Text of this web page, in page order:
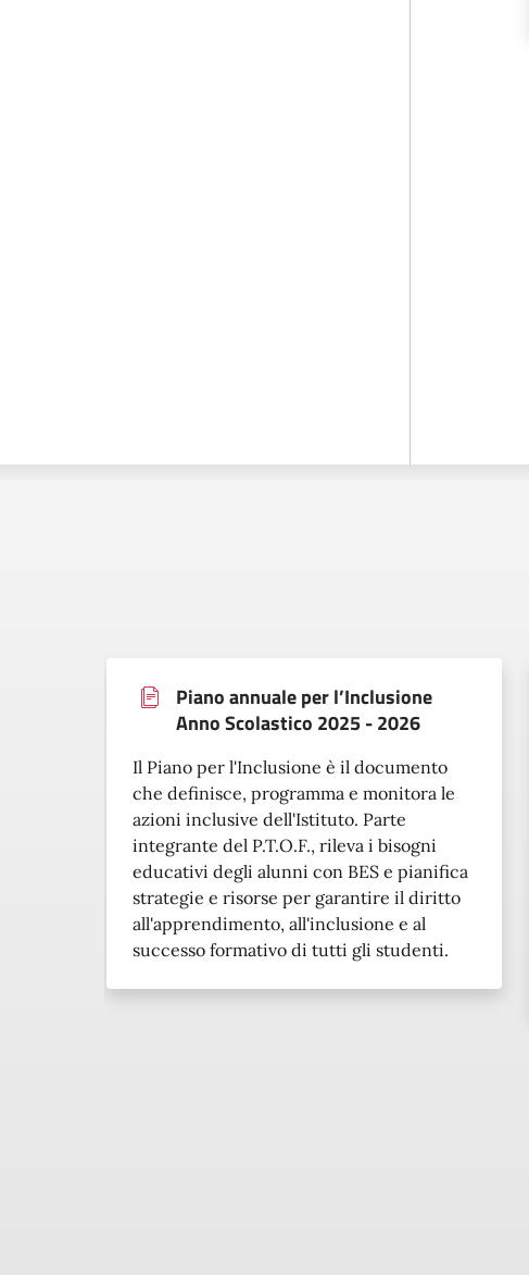
Piano annuale per l’Inclusione
Anno Scolastico 2025 - 2026
Il Piano per l'Inclusione è il documento
che definisce, programma e monitora le
azioni inclusive dell'Istituto. Parte
integrante del P.T.O.F., rileva i bisogni
educativi degli alunni con BES e pianifica
strategie e risorse per garantire il diritto
all'apprendimento, all'inclusione e al
successo formativo di tutti gli studenti.